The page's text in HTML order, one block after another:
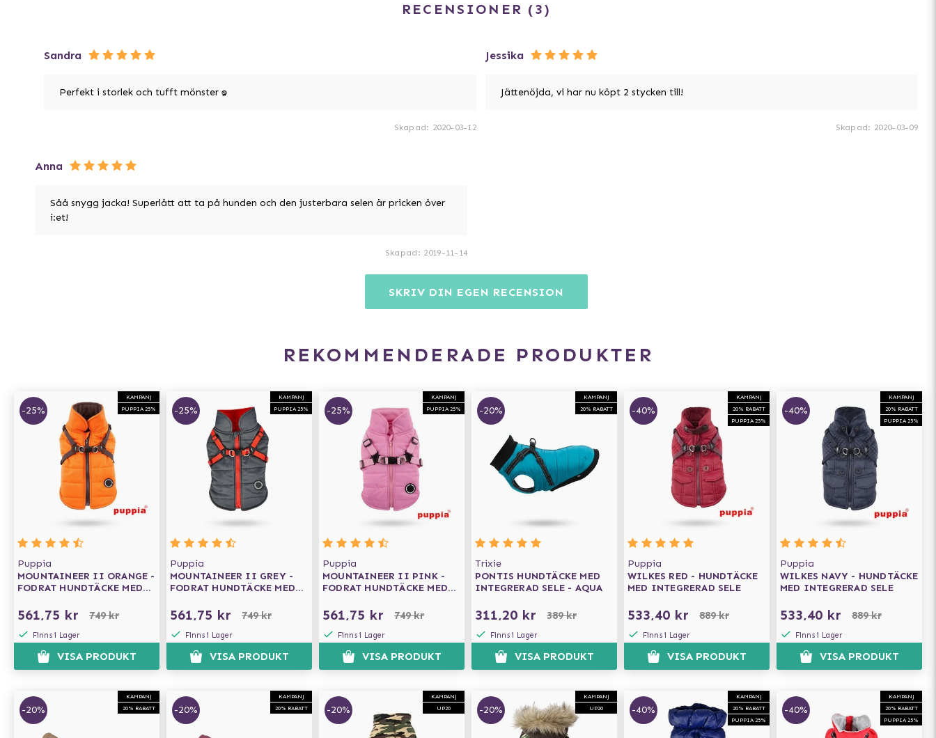
RECENSIONER 3
Sandra
Perfekt i storlek och tufft mönster :D
Skapad: 2020-03-12
Jessika
Jättenöjda, vi har nu köpt 2 stycken till!
Skapad: 2020-03-09
Anna
Såå snygg jacka! Superlätt att ta på hunden och den justerbara selen är pricken över
i:et!
Skapad : 2019-11-14
SKRIV DIN EGEN RECENSION
REKOMMENDERADE PRODUKTER
KAMPANJ
PUPPIA 25%
-25%
Puppia
MOUNTAINEER II ORANGE -
FODRAT HUNDTÄCKE MED
561,75 kr 749 kr
Finns i Lager
VISA PRODUKT
KAMPANJ
PUPPIA 25%
-25%
Puppia
MOUNTAINEER II GREY -
FODRAT HUNDTÄCKE MED
561,75 kr 749 kr
Finns i Lager
VISA PRODUKT
KAMPANJ
PUPPIA 25%
-25%
Puppia
MOUNTAINEER II PINK -
FODRAT HUNDTÄCKE MED
561,75 kr 749 kr
Finns i Lager
VISA PRODUKT
KAMPANJ
20% RABATT
-20%
Trixie
PONTIS HUNDTÄCKE MED
INTEGRERAD SELE - AQUA
311,20 kr 389 kr
Finns i Lager
VISA PRODUKT
KAMPANJ
20% RABATT
PUPPIA 25%
-40%
Puppia
WILKES RED - HUNDTÄCKE
MED INTEGRERAD SELE
533,40 kr 889 kr
Finns i Lager
VISA PRODUKT
KAMPANJ
20% RABATT
PUPPIA 25%
-40%
Puppia
WILKES NAVY - HUNDTÄCKE
MED INTEGRERAD SELE
533,40 kr 889 kr
Finns i Lager
VISA PRODUKT
KAMPANJ
20% RABATT
-20%
KAMPANJ
20% RABATT
-20%
KAMPANJ
UP20
-20%
KAMPANJ
UP20
-20%
KAMPANJ
20% RABATT
PUPPIA 25%
-40%
KAMPANJ
20% RABATT
PUPPIA 25%
-40%